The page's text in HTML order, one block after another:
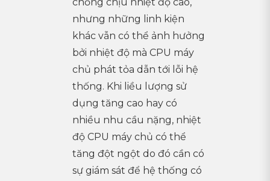
nhưng những linh kiện
khác vẫn có thể ảnh hưởng
bởi nhiệt độ mà CPU máy
chủ phát tỏa dẫn tới lỗi hệ
thống. Khi liều lượng sử
dụng tăng cao hay có
nhiều nhu cầu nặng, nhiệt
độ CPU máy chủ có thể
tăng đột ngột do đó cần có
sự giám sát để hệ thống có